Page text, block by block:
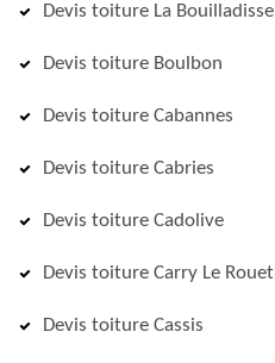
Devis toiture La Bouilladisse
Devis toiture Boulbon
Devis toiture Cabannes
Devis toiture Cabries
Devis toiture Cadolive
Devis toiture Carry Le Rouet
Devis toiture Cassis